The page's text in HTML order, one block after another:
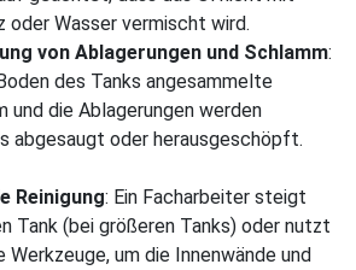
oder Wasser vermischt wird.
von Ablagerungen und Schlamm:
des Tanks angesammelte
und die Ablagerungen werden
abgesaugt oder herausgeschöpft.
Reinigung: Ein Facharbeiter steigt
Tank (bei größeren Tanks) oder nutzt
Werkzeuge, um die Innenwände und